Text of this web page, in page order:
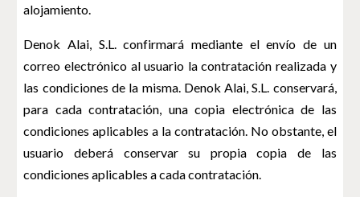
alojamiento.
Denok Alai, S.L. confirmará mediante el envío de un
correo electrónico al usuario la contratación realizada y
las condiciones de la misma. Denok Alai, S.L. conservará,
para cada contratación, una copia electrónica de las
condiciones aplicables a la contratación. No obstante, el
usuario deberá conservar su propia copia de las
condiciones aplicables a cada contratación.